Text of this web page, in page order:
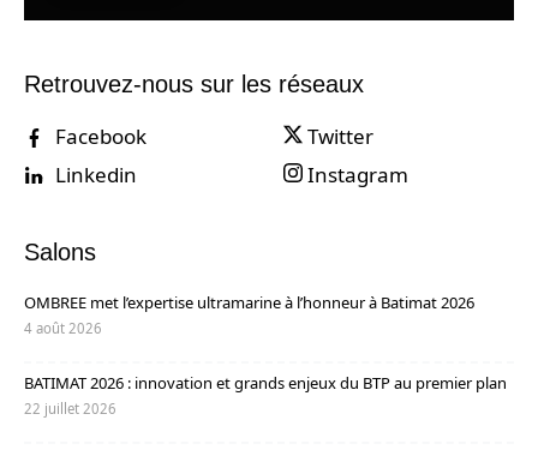
Retrouvez-nous sur les réseaux
Facebook
Twitter
Linkedin
Instagram
Salons
OMBREE met l’expertise ultramarine à l’honneur à Batimat 2026
4 août 2026
BATIMAT 2026 : innovation et grands enjeux du BTP au premier plan
22 juillet 2026